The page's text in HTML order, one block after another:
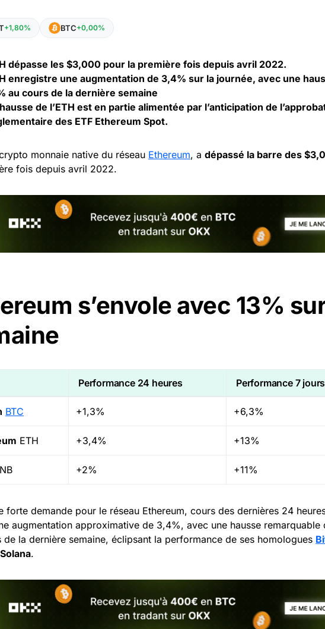
+1,80% BTC+0,00%
dépasse les $3,000 pour la première fois depuis avril 2022.
enregistre une augmentation de 3,4% sur la journée, avec une
au cours de la dernière semaine
de l’ETH est en partie alimentée par l’anticipation de
des ETF Ethereum Spot.
monnaie native du réseau Ethereum, a dépassé la barre des
fois depuis avril 2022.
s’envole avec 13%
Performance 24 heures Performance 7 jours
BTC +1,3% +6,3%
ETH +3,4% +13%
+2% +11%
forte demande pour le réseau Ethereum, cours des dernières 24
augmentation approximative de 3,4%, avec une hausse remarquable
de la dernière semaine, éclipsant la performance de ses homologues
Solana.